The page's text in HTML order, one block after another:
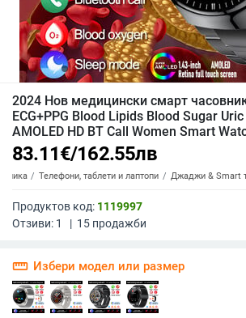
2024 Нов медицински смарт
ECG+PPG Blood Lipids Blood Sugar
AMOLED HD BT Call Women Smart
83.11€/162.55лв
Телефони, таблети и лаптопи Джаджи & Smart
Продуктов код: 1119997
Отзиви: 1 | 15 продажби
straighten Избери модел или размер